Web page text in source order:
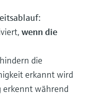
wenn die
die
erkannt wird
erkennt während